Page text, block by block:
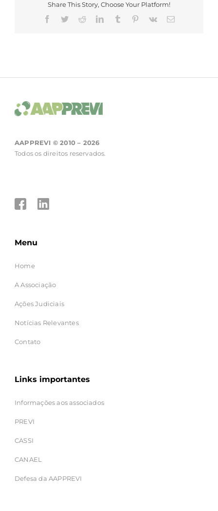
Share This Story, Choose Your Platform!
Facebook
TwitterRedditLinkedInTumblr Pinterest
Vk
E-
AAPPREVI © 2010 – 2026
Todos os direitos reservados.
Menu
Home
A Associação
Ações Judiciais
Notícias Relevantes
Contato
Links importantes
Informações aos associados
PREVI
CASSI
CANAEL
Defesa da AAPPREVI